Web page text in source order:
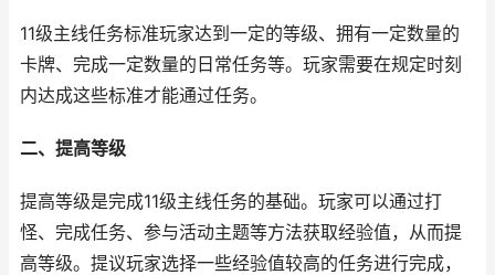
11级主线任务标准玩家达到一定的等级、拥有一定数量的
卡牌、完成一定数量的日常任务等。玩家需要在规定时刻
内达成这些标准才能通过任务。
二、提高等级
提高等级是完成11级主线任务的基础。玩家可以通过打
怪、完成任务、参与活动主题等方法获取经验值，从而提
高等级。提议玩家选择一些经验值较高的任务进行完成，